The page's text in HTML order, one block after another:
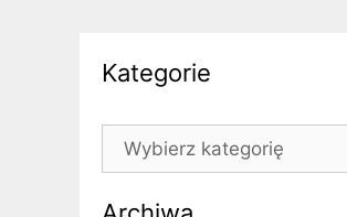
Kategorie
Kategorie